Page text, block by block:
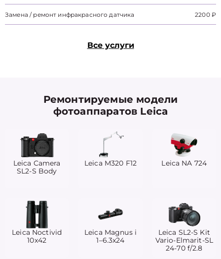
Замена / ремонт инфракрасного датчика 2200 ₽
Все услуги
Ремонтируемые модели
фотоаппаратов Leica
Leica Camera
SL2-S Body
Leica M320 F12 Leica NA 724
Leica Noctivid
10x42
Leica Magnus i
1–6.3x24
Leica SL2-S Kit
Vario-Elmarit-SL
24-70 f/2.8